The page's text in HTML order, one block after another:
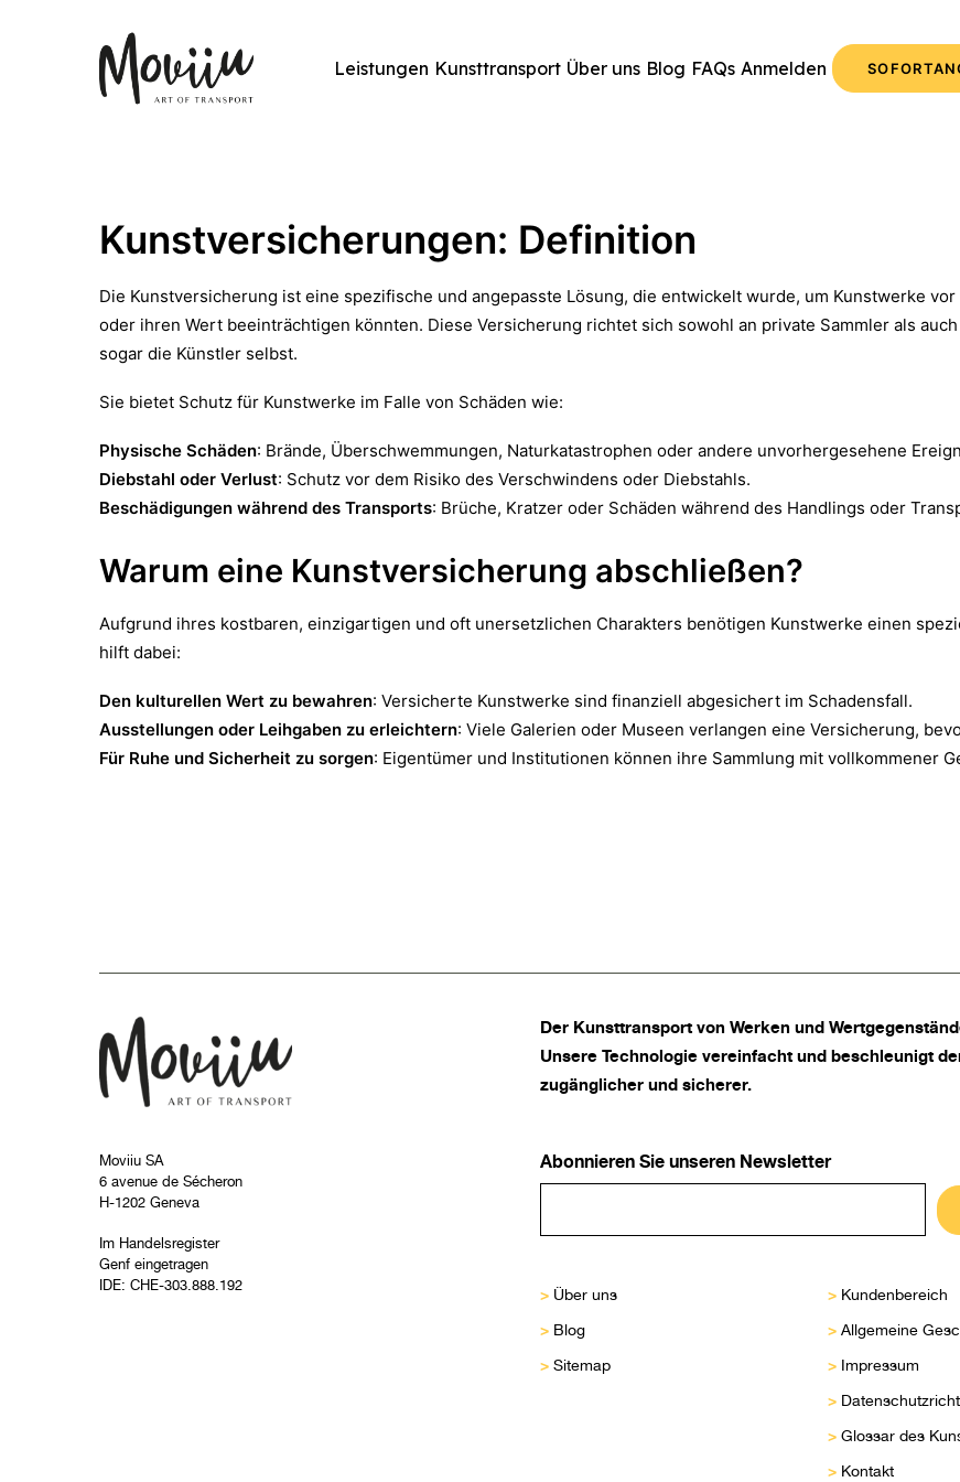
Leistungen Kunsttransport Über uns Blog FAQs Anmelden
Kunstversicherungen: Definition
Die Kunstversicherung ist eine spezifische und angepasste Lösung, die entwickelt wurde, um Kunstwerke
oder ihren Wert beeinträchtigen könnten. Diese Versicherung richtet sich sowohl an private Sammler als
sogar die Künstler selbst.
Sie bietet Schutz für Kunstwerke im Falle von Schäden wie:
Physische Schäden: Brände, Überschwemmungen, Naturkatastrophen oder andere unvorhergesehene
Diebstahl oder Verlust: Schutz vor dem Risiko des Verschwindens oder Diebstahls.
Beschädigungen während des Transports: Brüche, Kratzer oder Schäden während des Handlings oder
Warum eine Kunstversicherung abschließen?
Aufgrund ihres kostbaren, einzigartigen und oft unersetzlichen Charakters benötigen Kunstwerke einen
hilft dabei:
Den kulturellen Wert zu bewahren: Versicherte Kunstwerke sind finanziell abgesichert im Schadensfall.
Ausstellungen oder Leihgaben zu erleichtern: Viele Galerien oder Museen verlangen eine Versicherung,
Für Ruhe und Sicherheit zu sorgen: Eigentümer und Institutionen können ihre Sammlung mit vollkommener
Der Kunsttransport von Werken und
Unsere Technologie vereinfacht und beschleunigt
zugänglicher und sicherer.
Moviiu SA
6 avenue de Sécheron
H-1202 Geneva
Im Handelsregister
Genf eingetragen
IDE: CHE-303.888.192
Abonnieren Sie unseren Newsletter
> Über uns
> Blog
> Sitemap
> Kundenbereich
> Allgemeine
> Impressum
>
> Glossar des
> Kontakt